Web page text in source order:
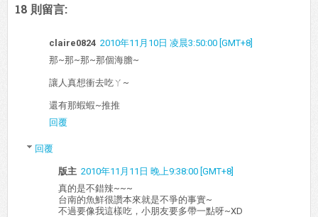
18 則留言:
claire0824 2010年11月10日 凌晨3:50:00 [GMT+8]
那~那~那~那個海膽~
讓人真想衝去吃ㄚ~
還有那蝦蝦~推推
回覆
回覆
版主 2010年11月11日 晚上9:38:00 [GMT+8]
真的是不錯辣~~~
台南的魚鮮很讚本來就是不爭的事實~
不過要像我這樣吃，小朋友要多帶一點呀~XD